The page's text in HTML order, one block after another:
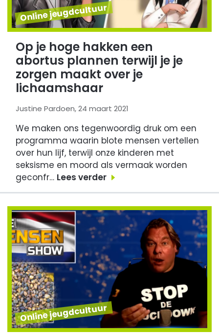
Online jeugdcultuur
Op je hoge hakken een
abortus plannen terwijl je je
zorgen maakt over je
lichaamshaar
Justine Pardoen, 24 maart 2021
We maken ons tegenwoordig druk om een
programma waarin blote mensen vertellen
over hun lijf, terwijl onze kinderen met
seksisme en moord als vermaak worden
geconfr… Lees verder
Online jeugdcultuur